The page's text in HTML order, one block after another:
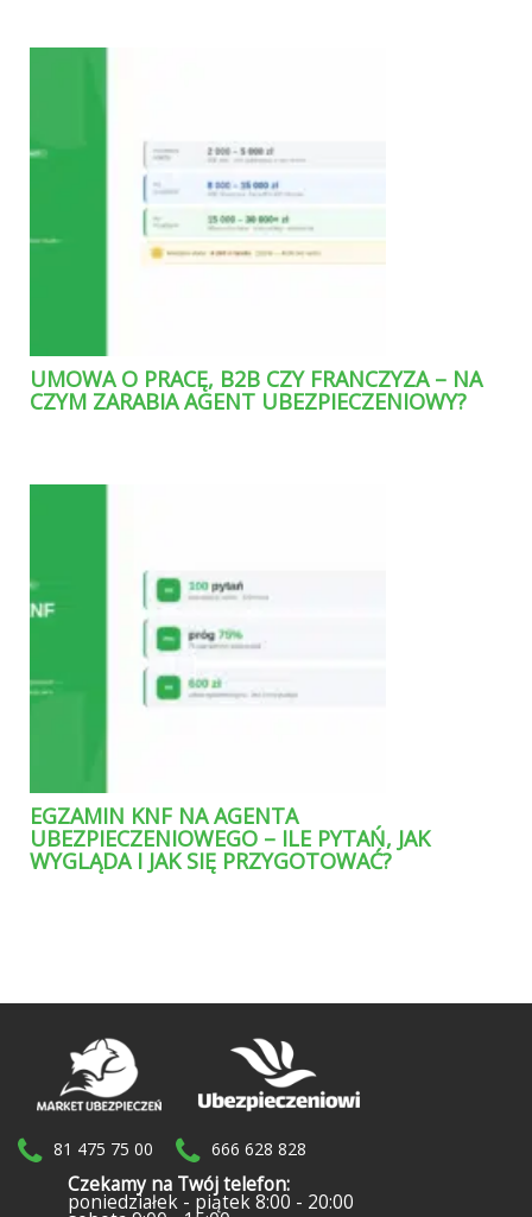
UMOWA O PRACĘ, B2B CZY FRANCZYZA – NA
CZYM ZARABIA AGENT UBEZPIECZENIOWY?
EGZAMIN KNF NA AGENTA
UBEZPIECZENIOWEGO – ILE PYTAŃ, JAK
WYGLĄDA I JAK SIĘ PRZYGOTOWAĆ?
81 475 75 00 666 628 828
Czekamy na Twój telefon:
poniedziałek - piątek 8:00 - 20:00